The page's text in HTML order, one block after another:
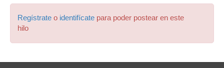
Regístrate o identifícate para poder postear en este
hilo